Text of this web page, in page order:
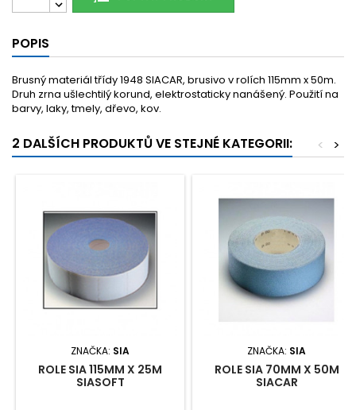
POPIS
Brusný materiál třídy 1948 SIACAR, brusivo v rolích 115mm x 50m.
Druh zrna ušlechtilý korund, elektrostaticky nanášený. Použití na
barvy, laky, tmely, dřevo, kov.
2 DALŠÍCH PRODUKTŮ VE STEJNÉ KATEGORII: >
<
ZNAČKA: SIA
ROLE SIA 115MM X 25M
SIASOFT
ZNAČKA: SIA
ROLE SIA 70MM X 50M
SIACAR